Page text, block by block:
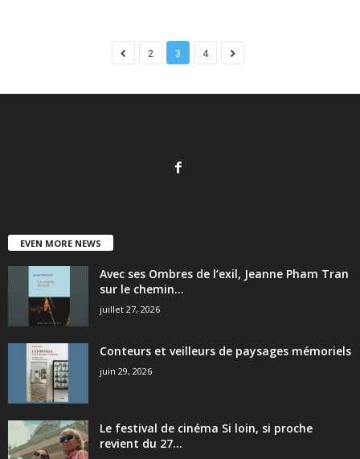
2 3 4
EVEN MORE NEWS
Avec ses Ombres de l’exil, Jeanne Pham Tran
sur le chemin...
juillet 27, 2026
Conteurs et veilleurs de paysages mémoriels
juin 29, 2026
Le festival de cinéma Si loin, si proche
revient du 27...